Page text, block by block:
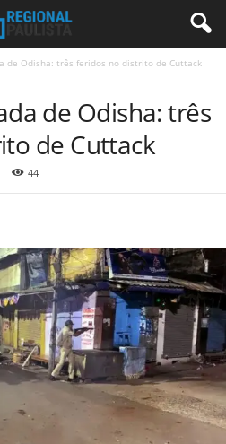
de Odisha: três feridos no distrito de Cuttack
de Odisha: três
de Cuttack
44